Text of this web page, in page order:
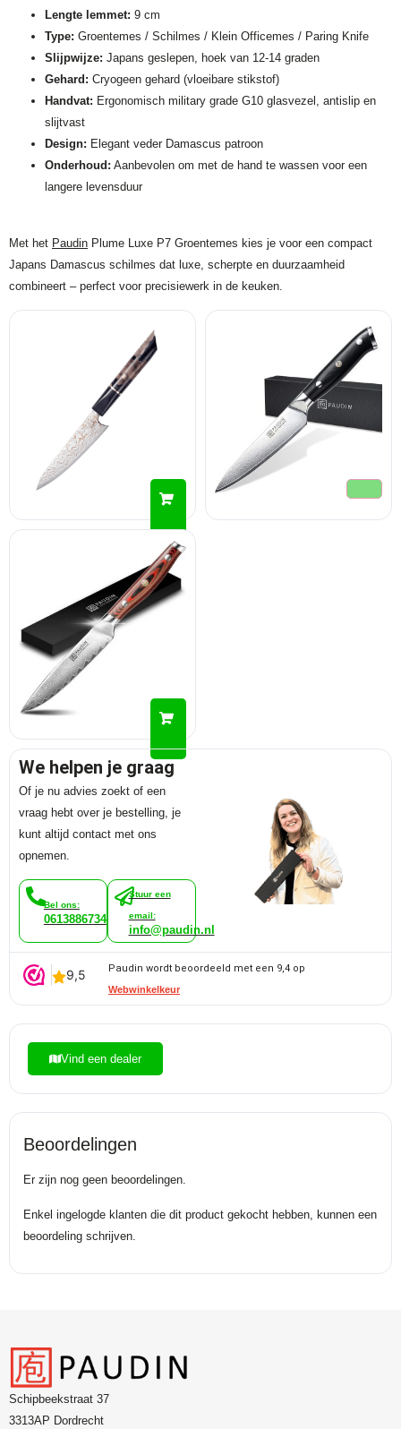
Lengte lemmet: 9 cm
Type: Groentemes / Schilmes / Klein Officemes / Paring Knife
Slijpwijze: Japans geslepen, hoek van 12-14 graden
Gehard: Cryogeen gehard (vloeibare stikstof)
Handvat: Ergonomisch military grade G10 glasvezel, antislip en
slijtvast
Design: Elegant veder Damascus patroon
Onderhoud: Aanbevolen om met de hand te wassen voor een
langere levensduur
Met het Paudin Plume Luxe P7 Groentemes kies je voor een compact
Japans Damascus schilmes dat luxe, scherpte en duurzaamheid
combineert – perfect voor precisiewerk in de keuken.
We helpen je graag
Of je nu advies zoekt of een
vraag hebt over je bestelling, je
kunt altijd contact met ons
opnemen.
Bel ons:
0613886734
Stuur een
email:
info@paudin.nl
Paudin wordt beoordeeld met een 9,4 op
Webwinkelkeur
Vind een dealer
Beoordelingen
Er zijn nog geen beoordelingen.
Enkel ingelogde klanten die dit product gekocht hebben, kunnen een
beoordeling schrijven.
Schipbeekstraat 37
3313AP Dordrecht